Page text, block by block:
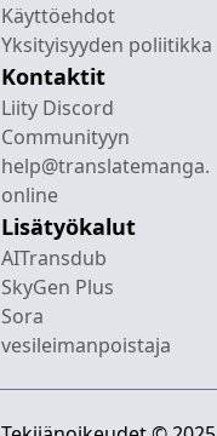
Käyttöehdot
Yksityisyyden poliitikka
Kontaktit
Liity Discord
Communityyn
help@translatemanga.
online
Lisätyökalut
AITransdub
SkyGen Plus
Sora
vesileimanpoistaja